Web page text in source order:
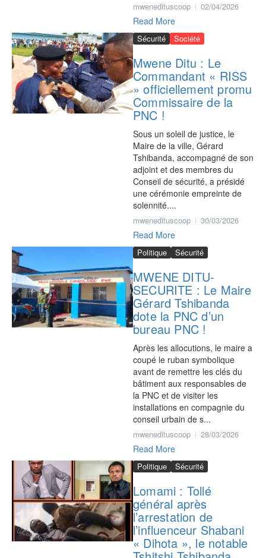
mwenedituscoop 02/04/2026
Read More
Sécurité Société
Mwene Ditu : Le
Commandant « RISS
» officiellement promu
Commissaire de la
PNC !
Sous un soleil de justice, le
Maire de la ville, Gérard
Tshibanda, accompagné de son
adjoint et des membres du
Conseil de sécurité, a présidé
une cérémonie empreinte de
solennité....
mwenedituscoop 30/03/2026
Read More
Politique Sécurité
‎MWENE DITU-
SECURITE : Le Maire
Gérard Tshibanda
dote la PNC d’un
bureau PNC !
‎Après les allocutions, le maire a
coupé le ruban symbolique
avant de remettre les clés du
bâtiment aux responsables de
la PNC et de visiter les
installations en compagnie du
conseil urbain de s...
mwenedituscoop 28/03/2026
Read More
Politique Sécurité
Lomami : Tollé
général après
l’arrestation de
l’influenceur Shabani
« Dihota », le notable